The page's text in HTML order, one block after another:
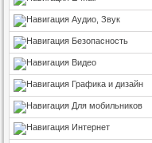
Аудио, Звук
Безопасность
Видео
Графика и дизайн
Для мобильников
Интернет